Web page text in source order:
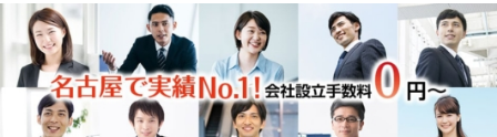
サイド

前へ

次へ